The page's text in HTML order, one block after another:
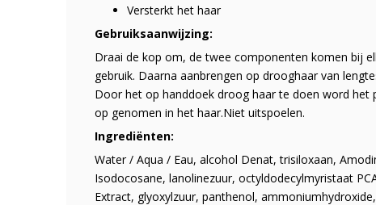
Versterkt het haar
Gebruiksaanwijzing:
Draai de kop om, de twee componenten komen bij
gebruik. Daarna aanbrengen op drooghaar van
Door het op handdoek droog haar te doen word
op genomen in het haar.Niet uitspoelen.
Ingrediënten:
Water / Aqua / Eau, alcohol Denat, trisiloxaan,
Isodocosane, lanolinezuur, octyldodecylmyristaat
Extract, glyoxylzuur, panthenol,